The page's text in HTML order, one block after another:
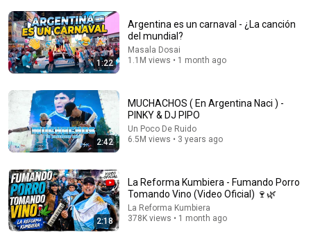
PABLITO LESCANO ATR / Zapada EN VIVO en UN
POCO DE RUIDO !
DAMAS GRATIS FANS • 102K views
1:22
Argentina es un carnaval - ¿La canción
del mundial?
Masala Dosai
1.1M views • 1 month ago
2:42
MUCHACHOS ( En Argentina Naci ) -
PINKY & DJ PIPO
Un Poco De Ruido
6.5M views • 3 years ago
2:18
La Reforma Kumbiera - Fumando Porro
Tomando Vino (Video Oficial) 🍷🌿
La Reforma Kumbiera
378K views • 1 month ago